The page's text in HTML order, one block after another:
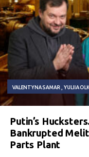
VALENTYNA SAMAR YULIIA
Putin’s
Bankrupted
Parts Plant